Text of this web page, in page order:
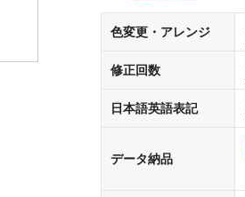
色変更・アレンジ
修正回数
日本語英語表記
データ納品